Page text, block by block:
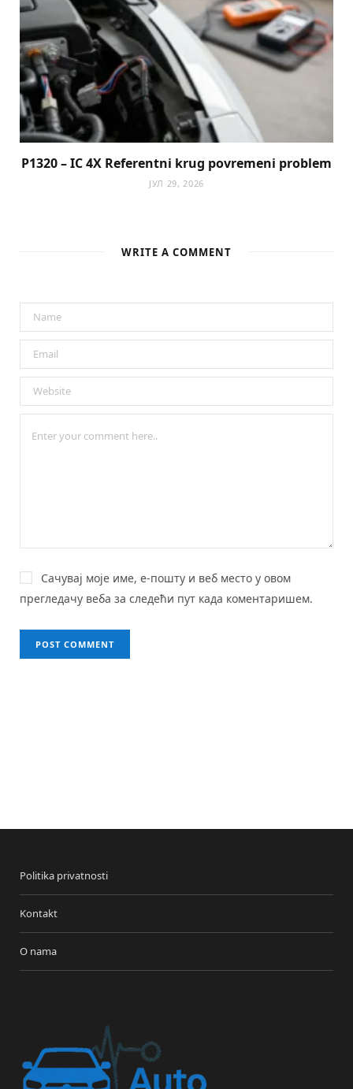
P1320 – IC 4X Referentni krug povremeni problem
ЈУЛ 29, 2026
WRITE A COMMENT
Сачувај моје име, е-пошту и веб место у овом
прегледачу веба за следећи пут када коментаришем.
Politika privatnosti
Kontakt
O nama